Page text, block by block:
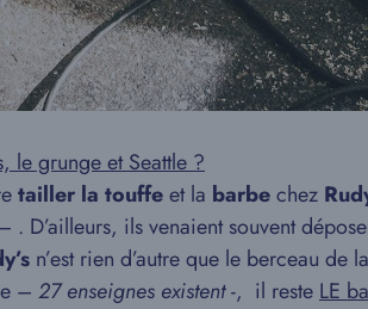
le grunge et Seattle ?
tailler la touffeet la barbechez
. D’ailleurs, ils venaient souvent
n’est rien d’autre que le berceau de la
– 27 enseignes existent-, il resteLE